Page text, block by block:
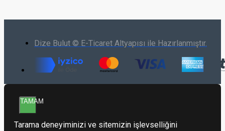
Dize Bulut © E-Ticaret Altyapısı ile Hazırlanmıştır.
TAMAM
Tarama deneyiminizi ve sitemizin işlevselliğini